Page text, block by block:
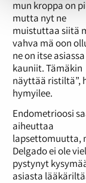
mun kroppa on
mutta nyt ne
muistuttaa siitä
vahva mä oon
ne on itse
kauniit. Tämäkin
näyttää ristiltä”,
hymyilee.
Endometrioosi
aiheuttaa
lapsettomuutta,
Delgado ei ole
pystynyt
asiasta